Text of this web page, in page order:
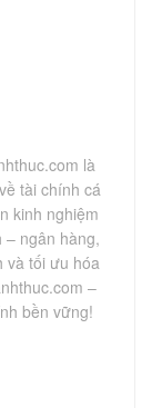
là
tài chính cá
kinh nghiệm
ngân hàng,
và tối ưu hóa
–
bền vững!